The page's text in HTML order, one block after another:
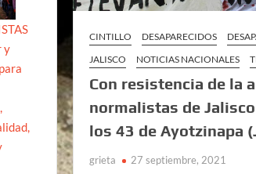
CINTILLO DESAPARECIDOS
JALISCO
NOTICIAS NACIONALES
Con resistencia de la
normalistas de
los 43 de Ayotzinapa
grieta 27 septiembre, 2021
y